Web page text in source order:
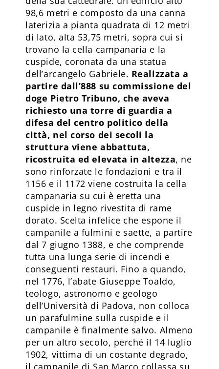
98,6 metri e composto da una canna
laterizia a pianta quadrata di 12 metri
di lato, alta 53,75 metri, sopra cui si
trovano la cella campanaria e la
cuspide, coronata da una statua
dell’arcangelo Gabriele. Realizzata a
partire dall’888 su commissione del
doge Pietro Tribuno, che aveva
richiesto una torre di guardia a
difesa del centro politico della
città, nel corso dei secoli la
struttura viene abbattuta,
ricostruita ed elevata in altezza, ne
sono rinforzate le fondazioni e tra il
1156 e il 1172 viene costruita la cella
campanaria su cui è eretta una
cuspide in legno rivestita di rame
dorato. Scelta infelice che espone il
campanile a fulmini e saette, a partire
dal 7 giugno 1388, e che comprende
tutta una lunga serie di incendi e
conseguenti restauri. Fino a quando,
nel 1776, l’abate Giuseppe Toaldo,
teologo, astronomo e geologo
dell’Università di Padova, non colloca
un parafulmine sulla cuspide e il
campanile è finalmente salvo. Almeno
per un altro secolo, perché il 14 luglio
1902, vittima di un costante degrado,
il campanile di San Marco collassa su